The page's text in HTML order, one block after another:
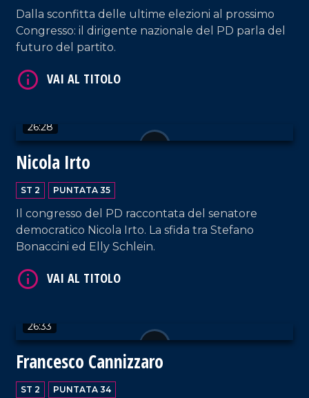
Dalla sconfitta delle ultime elezioni al prossimo
Congresso: il dirigente nazionale del PD parla del
futuro del partito.
26:28
Nicola Irto
ST 2 PUNTATA 35
Il congresso del PD raccontata del senatore
democratico Nicola Irto. La sfida tra Stefano
Bonaccini ed Elly Schlein.
26:33
Francesco Cannizzaro
ST 2 PUNTATA 34
VAI AL TITOLO
VAI AL TITOLO